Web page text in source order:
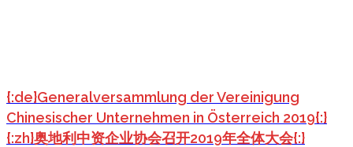
{:de}Generalversammlung der Vereinigung
Chinesischer Unternehmen in Österreich 2019{:}
{:zh}奥地利中资企业协会召开2019年全体大会{:}